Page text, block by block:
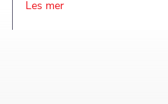
Les merabout Slik leser du